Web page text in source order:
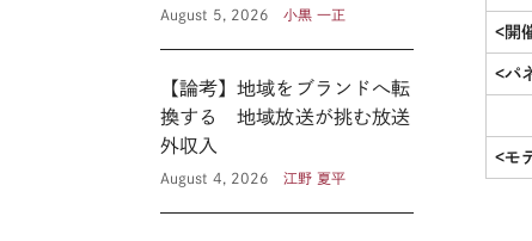
<開
<パ
<モ
August 5, 2026 小黒 一正
【論考】地域をブランドへ転
換する 地域放送が挑む放送
外収入
August 4, 2026 江野 夏平